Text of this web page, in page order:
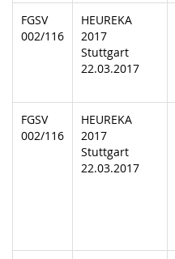
FGSV
002/116
HEUREKA
2017
Stuttgart
22.03.2017
FGSV
002/116
HEUREKA
2017
Stuttgart
22.03.2017